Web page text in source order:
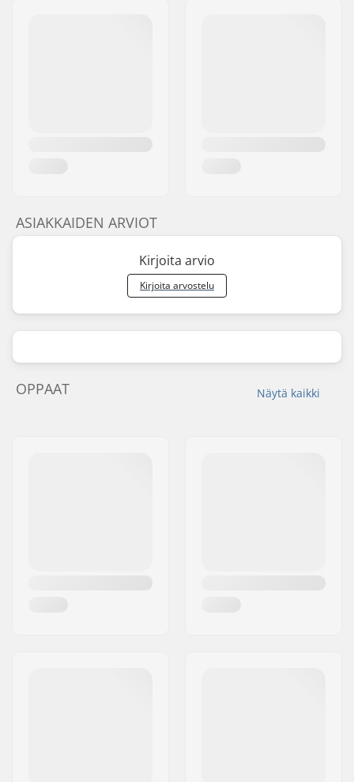
ASIAKKAIDEN ARVIOT
Kirjoita arvio
Kirjoita arvostelu
Näytä kaikki
OPPAAT